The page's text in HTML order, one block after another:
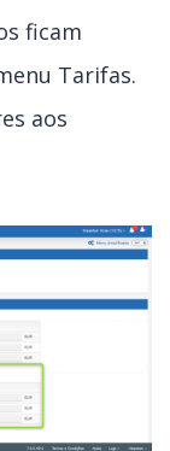
ficam
Tarifas.
aos